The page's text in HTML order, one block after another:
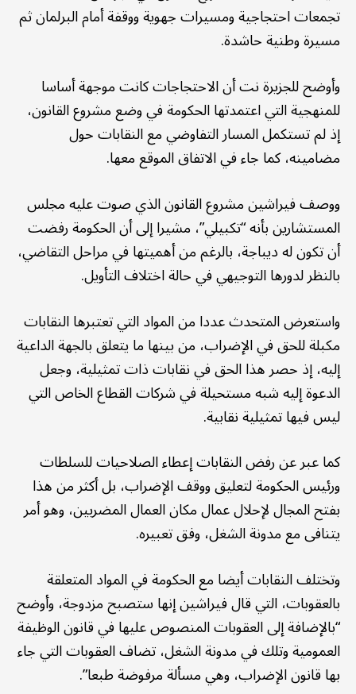
تجمعات احتجاجية ومسيرات جهوية ووقفة أمام البرلمان ثم
مسيرة وطنية حاشدة.
وأوضح للجزيرة نت أن الاحتجاجات كانت موجهة أساسا
للمنهجية التي اعتمدتها الحكومة في وضع مشروع القانون،
إذ لم تستكمل المسار التفاوضي مع النقابات حول
مضامينه، كما جاء في الاتفاق الموقع معها.
ووصف فيراشين مشروع القانون الذي صوت عليه مجلس
المستشارين بأنه “تكبيلي”، مشيرا إلى أن الحكومة رفضت
أن تكون له ديباجة، بالرغم من أهميتها في مراحل التقاضي،
بالنظر لدورها التوجيهي في حالة اختلاف التأويل.
واستعرض المتحدث عددا من المواد التي تعتبرها النقابات
مكبلة للحق في الإضراب، من بينها ما يتعلق بالجهة الداعية
إليه، إذ حصر هذا الحق في نقابات ذات تمثيلية، وجعل
الدعوة إليه شبه مستحيلة في شركات القطاع الخاص التي
ليس فيها تمثيلية نقابية.
كما عبر عن رفض النقابات إعطاء الصلاحيات للسلطات
ورئيس الحكومة لتعليق ووقف الإضراب، بل أكثر من هذا
بفتح المجال لإحلال عمال مكان العمال المضربين، وهو أمر
يتنافى مع مدونة الشغل، وفق تعبيره.
وتختلف النقابات أيضا مع الحكومة في المواد المتعلقة
بالعقوبات، التي قال فيراشين إنها ستصبح مزدوجة، وأوضح
“بالإضافة إلى العقوبات المنصوص عليها في قانون الوظيفة
العمومية وتلك في مدونة الشغل، تضاف العقوبات التي جاء
بها قانون الإضراب، وهي مسألة مرفوضة طبعا”.